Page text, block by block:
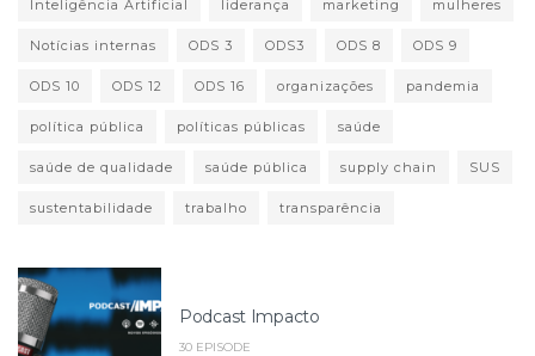
Inteligência Artificial liderança marketing mulheres
Notícias internas ODS 3 ODS3 ODS 8 ODS 9
ODS 10 ODS 12 ODS 16 organizações pandemia
política pública políticas públicas saúde
saúde de qualidade saúde pública supply chain SUS
sustentabilidade trabalho transparência
Podcast Impacto
30 EPISODE